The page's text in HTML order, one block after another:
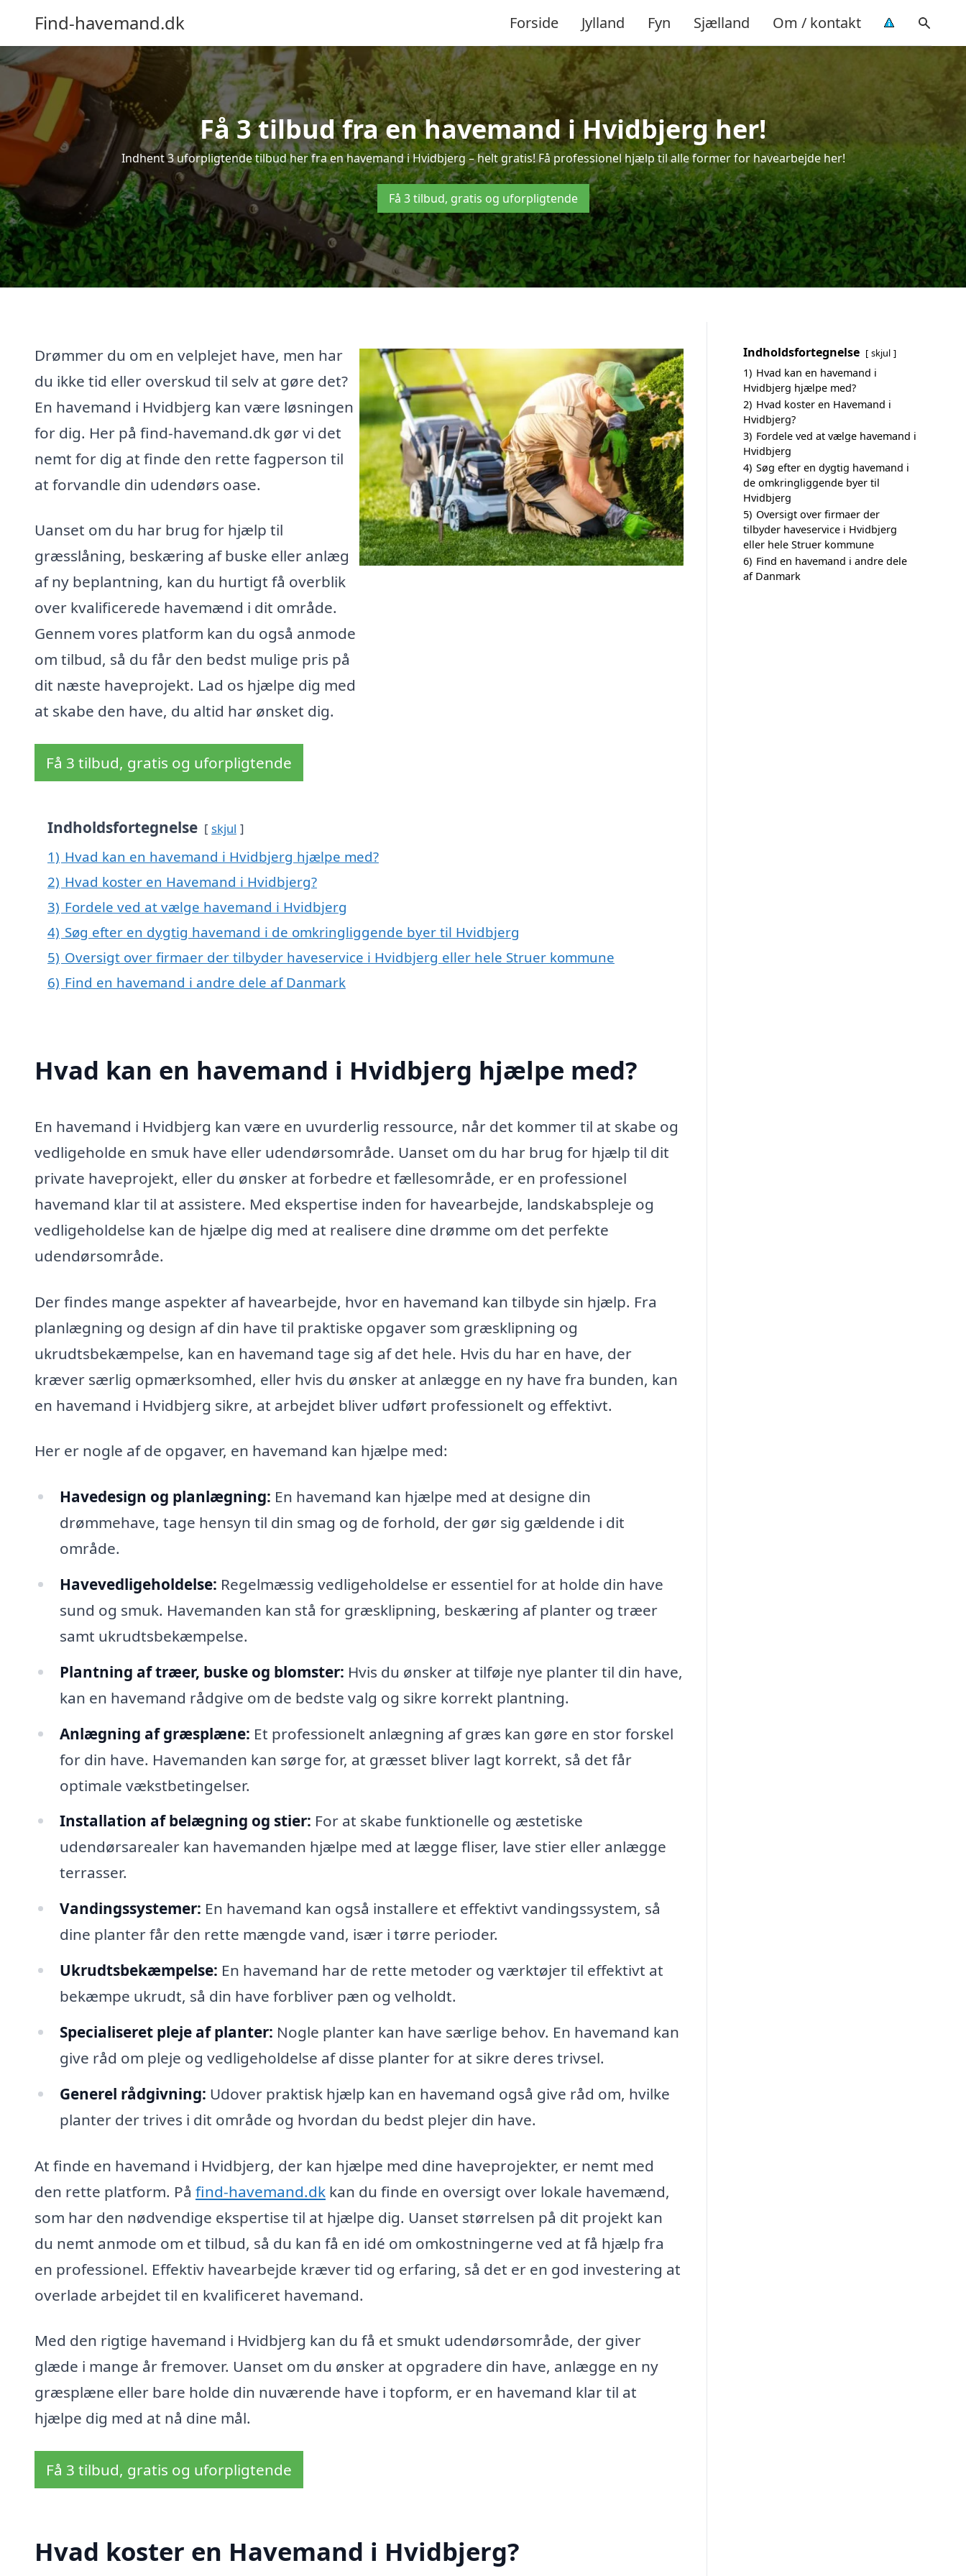
Find-havemand.dk Forside Jylland Fyn Sjælland Om / kontakt
Få 3 tilbud fra en havemand i Hvidbjerg her!
Indhent 3 uforpligtende tilbud her fra en havemand i Hvidbjerg – helt gratis! Få professionel hjælp til alle former for havearbejde her!
Få 3 tilbud, gratis og uforpligtende
Drømmer du om en velplejet have, men har
du ikke tid eller overskud til selv at gøre det?
En havemand i Hvidbjerg kan være løsningen
for dig. Her på find-havemand.dk gør vi det
nemt for dig at finde den rette fagperson til
at forvandle din udendørs oase.
Uanset om du har brug for hjælp til
græsslåning, beskæring af buske eller anlæg
af ny beplantning, kan du hurtigt få overblik
over kvalificerede havemænd i dit område.
Gennem vores platform kan du også anmode
om tilbud, så du får den bedst mulige pris på
dit næste haveprojekt. Lad os hjælpe dig med
at skabe den have, du altid har ønsket dig.
Få 3 tilbud, gratis og uforpligtende
Indholdsfortegnelse skjul
1) Hvad kan en havemand i Hvidbjerg hjælpe med?
2) Hvad koster en Havemand i Hvidbjerg?
3) Fordele ved at vælge havemand i Hvidbjerg
4) Søg efter en dygtig havemand i de omkringliggende byer til Hvidbjerg
5) Oversigt over firmaer der tilbyder haveservice i Hvidbjerg eller hele Struer kommune
6) Find en havemand i andre dele af Danmark
Hvad kan en havemand i Hvidbjerg hjælpe med?
En havemand i Hvidbjerg kan være en uvurderlig ressource, når det kommer til at skabe og
vedligeholde en smuk have eller udendørsområde. Uanset om du har brug for hjælp til dit
private haveprojekt, eller du ønsker at forbedre et fællesområde, er en professionel
havemand klar til at assistere. Med ekspertise inden for havearbejde, landskabspleje og
vedligeholdelse kan de hjælpe dig med at realisere dine drømme om det perfekte
udendørsområde.
Der findes mange aspekter af havearbejde, hvor en havemand kan tilbyde sin hjælp. Fra
planlægning og design af din have til praktiske opgaver som græsklipning og
ukrudtsbekæmpelse, kan en havemand tage sig af det hele. Hvis du har en have, der
kræver særlig opmærksomhed, eller hvis du ønsker at anlægge en ny have fra bunden, kan
en havemand i Hvidbjerg sikre, at arbejdet bliver udført professionelt og effektivt.
Her er nogle af de opgaver, en havemand kan hjælpe med:
Havedesign og planlægning: En havemand kan hjælpe med at designe din
drømmehave, tage hensyn til din smag og de forhold, der gør sig gældende i dit
område.
Havevedligeholdelse: Regelmæssig vedligeholdelse er essentiel for at holde din have
sund og smuk. Havemanden kan stå for græsklipning, beskæring af planter og træer
samt ukrudtsbekæmpelse.
Plantning af træer, buske og blomster: Hvis du ønsker at tilføje nye planter til din have,
kan en havemand rådgive om de bedste valg og sikre korrekt plantning.
Anlægning af græsplæne: Et professionelt anlægning af græs kan gøre en stor forskel
for din have. Havemanden kan sørge for, at græsset bliver lagt korrekt, så det får
optimale vækstbetingelser.
Installation af belægning og stier: For at skabe funktionelle og æstetiske
udendørsarealer kan havemanden hjælpe med at lægge fliser, lave stier eller anlægge
terrasser.
Vandingssystemer: En havemand kan også installere et effektivt vandingssystem, så
dine planter får den rette mængde vand, især i tørre perioder.
Ukrudtsbekæmpelse: En havemand har de rette metoder og værktøjer til effektivt at
bekæmpe ukrudt, så din have forbliver pæn og velholdt.
Specialiseret pleje af planter: Nogle planter kan have særlige behov. En havemand kan
give råd om pleje og vedligeholdelse af disse planter for at sikre deres trivsel.
Generel rådgivning: Udover praktisk hjælp kan en havemand også give råd om, hvilke
planter der trives i dit område og hvordan du bedst plejer din have.
At finde en havemand i Hvidbjerg, der kan hjælpe med dine haveprojekter, er nemt med
den rette platform. På find-havemand.dk kan du finde en oversigt over lokale havemænd,
som har den nødvendige ekspertise til at hjælpe dig. Uanset størrelsen på dit projekt kan
du nemt anmode om et tilbud, så du kan få en idé om omkostningerne ved at få hjælp fra
en professionel. Effektiv havearbejde kræver tid og erfaring, så det er en god investering at
overlade arbejdet til en kvalificeret havemand.
Med den rigtige havemand i Hvidbjerg kan du få et smukt udendørsområde, der giver
glæde i mange år fremover. Uanset om du ønsker at opgradere din have, anlægge en ny
græsplæne eller bare holde din nuværende have i topform, er en havemand klar til at
hjælpe dig med at nå dine mål.
Få 3 tilbud, gratis og uforpligtende
Hvad koster en Havemand i Hvidbjerg?
Indholdsfortegnelse skjul
1) Hvad kan en havemand i
Hvidbjerg hjælpe med?
2) Hvad koster en Havemand i
Hvidbjerg?
3) Fordele ved at vælge havemand i
Hvidbjerg
4) Søg efter en dygtig havemand i
de omkringliggende byer til
Hvidbjerg
5) Oversigt over firmaer der
tilbyder haveservice i Hvidbjerg
eller hele Struer kommune
6) Find en havemand i andre dele
af Danmark